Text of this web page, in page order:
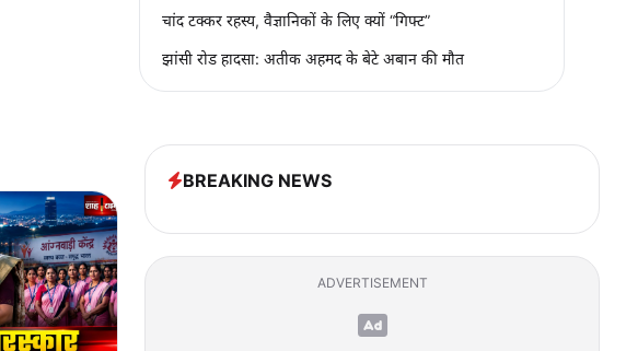
चांद टक्कर रहस्य, वैज्ञानिकों के लिए क्यों “गिफ्ट”
झांसी रोड हादसा: अतीक अहमद के बेटे अबान की मौत
BREAKING NEWS
ADVERTISEMENT